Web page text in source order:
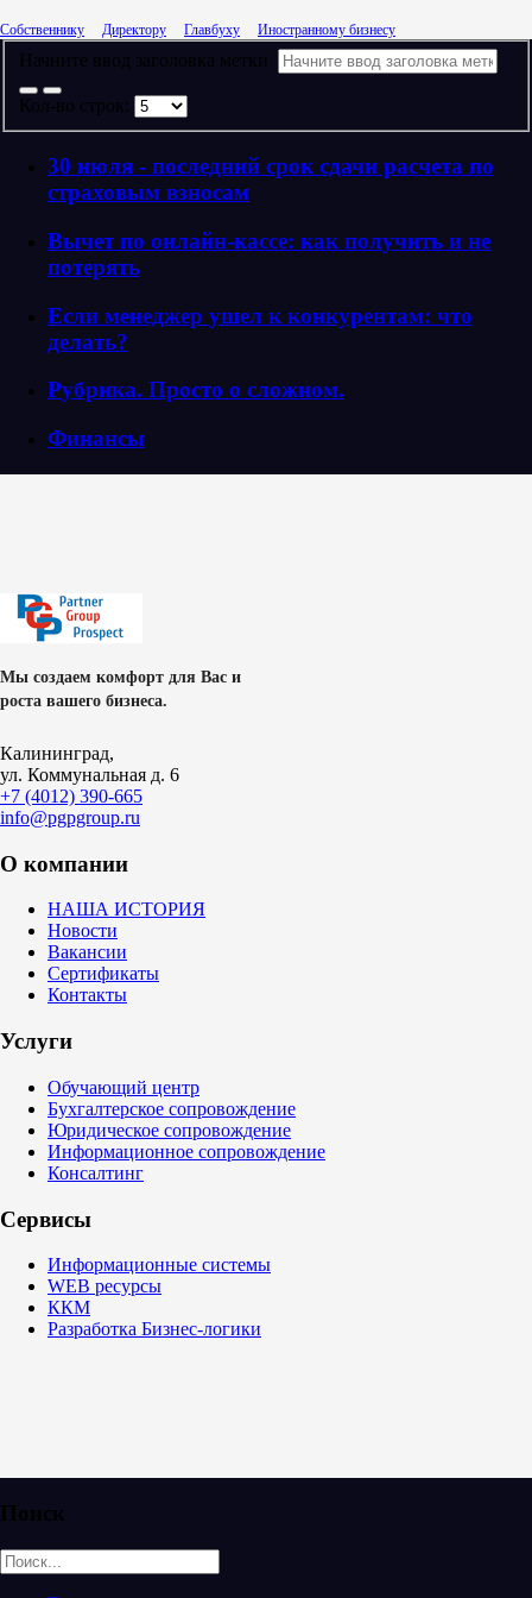
Собственнику Директору Главбуху Иностранному бизнесу
Начните ввод заголовка метки
Кол-во строк:
30 июля - последний срок сдачи расчета по
страховым взносам
Вычет по онлайн-кассе: как получить и не
потерять
Если менеджер ушел к конкурентам: что
делать?
Рубрика. Просто о сложном.
Финансы
Мы создаем комфорт для Вас и
роста вашего бизнеса.
Калининград,
ул. Коммунальная д. 6
+7 (4012) 390-665
info@pgpgroup.ru
О компании
НАША ИСТОРИЯ
Новости
Вакансии
Сертификаты
Контакты
Услуги
Обучающий центр
Бухгалтерское сопровождение
Юридическое сопровождение
Информационное сопровождение
Консалтинг
Сервисы
Информационные системы
WEB ресурсы
ККМ
Разработка Бизнес-логики
Поиск